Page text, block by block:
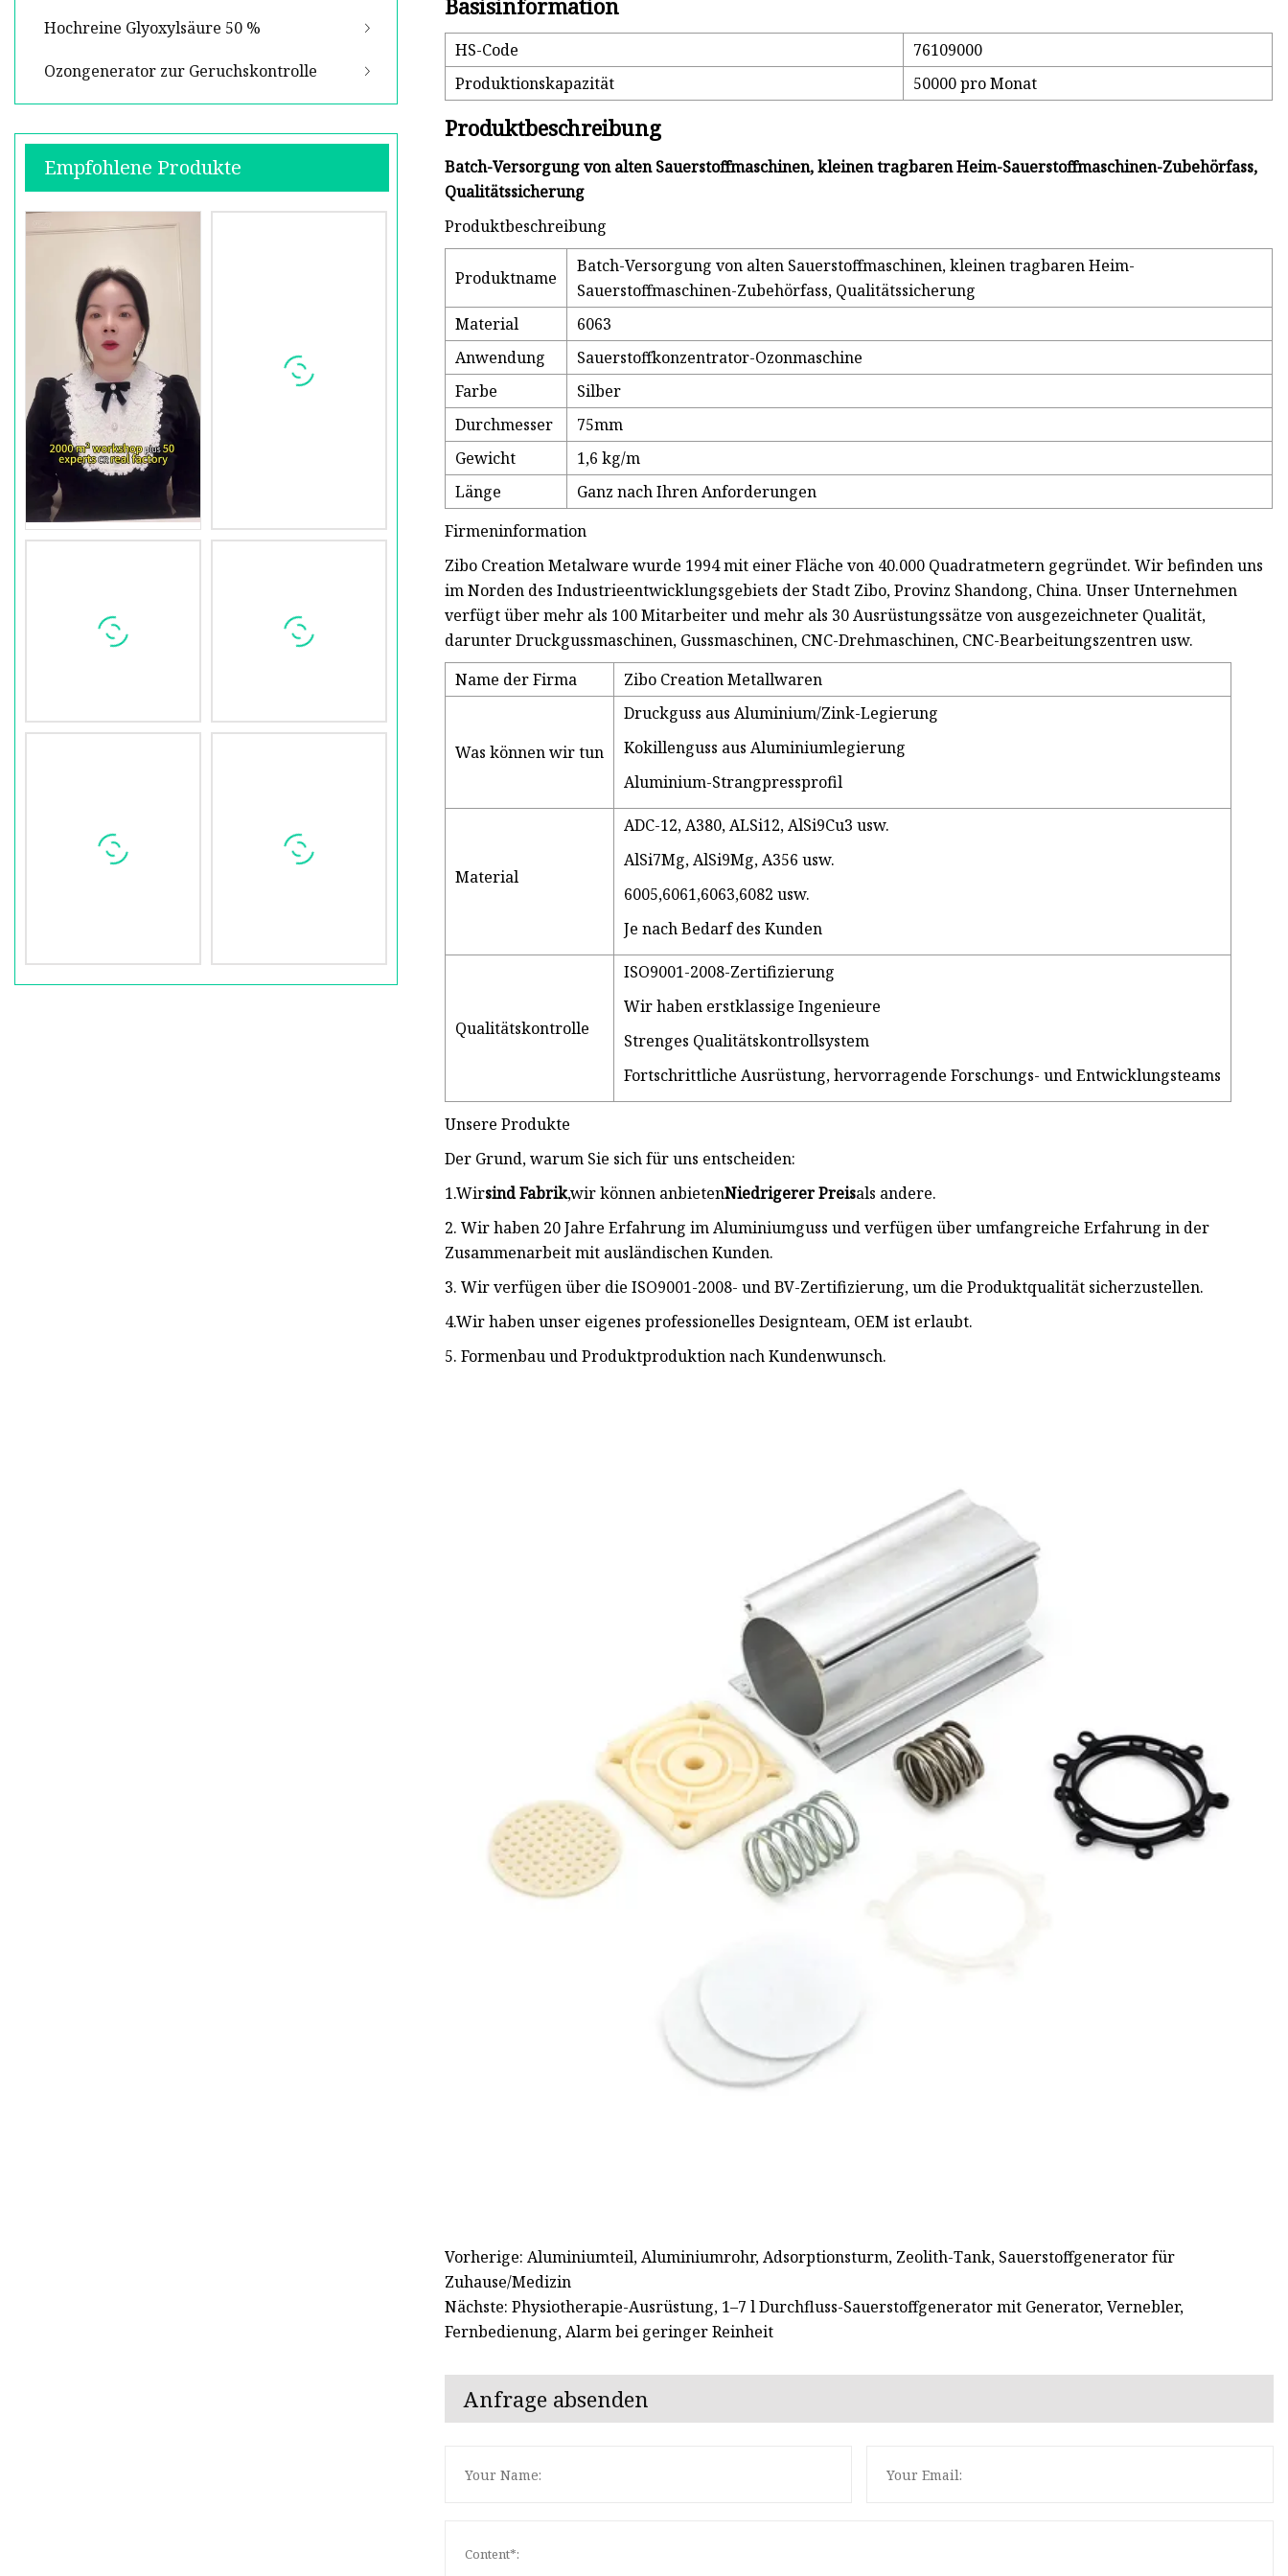
Hochreine Glyoxylsäure 50 %
Ozongenerator zur Geruchskontrolle
Empfohlene Produkte
Basisinformation
HS-Code
76109000
Produktionskapazität
50000 pro Monat
Produktbeschreibung
Batch-Versorgung von alten Sauerstoffmaschinen, kleinen tragbaren Heim-Sauerstoffmaschinen-Zubehörfass,
Qualitätssicherung
Produktbeschreibung
Produktname
Batch-Versorgung von alten Sauerstoffmaschinen, kleinen tragbaren Heim-
Sauerstoffmaschinen-Zubehörfass, Qualitätssicherung
Material
6063
Anwendung
Sauerstoffkonzentrator-Ozonmaschine
Farbe
Silber
Durchmesser
75mm
Gewicht
1,6 kg/m
Länge
Ganz nach Ihren Anforderungen
Firmeninformation
Zibo Creation Metalware wurde 1994 mit einer Fläche von 40.000 Quadratmetern gegründet. Wir befinden uns
im Norden des Industrieentwicklungsgebiets der Stadt Zibo, Provinz Shandong, China. Unser Unternehmen
verfügt über mehr als 100 Mitarbeiter und mehr als 30 Ausrüstungssätze von ausgezeichneter Qualität,
darunter Druckgussmaschinen, Gussmaschinen, CNC-Drehmaschinen, CNC-Bearbeitungszentren usw.
Name der Firma
Zibo Creation Metallwaren
Was können wir tun
Druckguss aus Aluminium/Zink-Legierung
Kokillenguss aus Aluminiumlegierung
Aluminium-Strangpressprofil
Material
ADC-12, A380, ALSi12, AlSi9Cu3 usw.
AlSi7Mg, AlSi9Mg, A356 usw.
6005,6061,6063,6082 usw.
Je nach Bedarf des Kunden
Qualitätskontrolle
ISO9001-2008-Zertifizierung
Wir haben erstklassige Ingenieure
Strenges Qualitätskontrollsystem
Fortschrittliche Ausrüstung, hervorragende Forschungs- und Entwicklungsteams
Unsere Produkte
Der Grund, warum Sie sich für uns entscheiden:
1.Wirsind Fabrik,wir können anbietenNiedrigerer Preisals andere.
2. Wir haben 20 Jahre Erfahrung im Aluminiumguss und verfügen über umfangreiche Erfahrung in der
Zusammenarbeit mit ausländischen Kunden.
3. Wir verfügen über die ISO9001-2008- und BV-Zertifizierung, um die Produktqualität sicherzustellen.
4.Wir haben unser eigenes professionelles Designteam, OEM ist erlaubt.
5. Formenbau und Produktproduktion nach Kundenwunsch.
Vorherige: Aluminiumteil, Aluminiumrohr, Adsorptionsturm, Zeolith-Tank, Sauerstoffgenerator für
Zuhause/Medizin
Nächste: Physiotherapie-Ausrüstung, 1–7 l Durchfluss-Sauerstoffgenerator mit Generator, Vernebler,
Fernbedienung, Alarm bei geringer Reinheit
Anfrage absenden